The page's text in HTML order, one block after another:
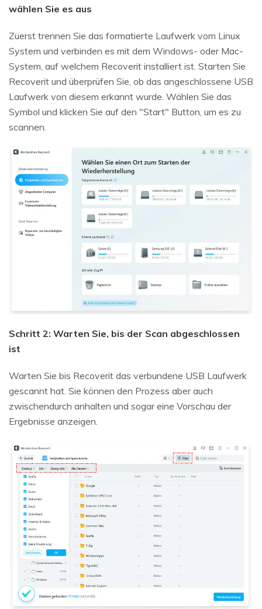
wählen Sie es aus
Zuerst trennen Sie das formatierte Laufwerk vom Linux
System und verbinden es mit dem Windows- oder Mac-
System, auf welchem Recoverit installiert ist. Starten Sie
Recoverit und überprüfen Sie, ob das angeschlossene USB
Laufwerk von diesem erkannt wurde. Wählen Sie das
Symbol und klicken Sie auf den "Start" Button, um es zu
scannen.
Schritt 2: Warten Sie, bis der Scan abgeschlossen
ist
Warten Sie bis Recoverit das verbundene USB Laufwerk
gescannt hat. Sie können den Prozess aber auch
zwischendurch anhalten und sogar eine Vorschau der
Ergebnisse anzeigen.